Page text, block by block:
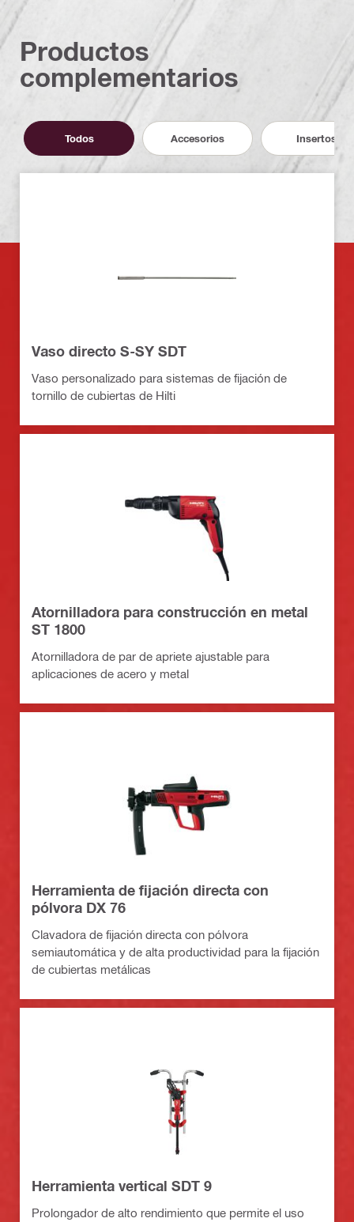
Productos
complementarios
Todos Accesorios Insertos
Vaso directo S-SY SDT
Vaso personalizado para sistemas de fijación de
tornillo de cubiertas de Hilti
Atornilladora para construcción en metal
ST 1800
Atornilladora de par de apriete ajustable para
aplicaciones de acero y metal
Herramienta de fijación directa con
pólvora DX 76
Clavadora de fijación directa con pólvora
semiautomática y de alta productividad para la fijación
de cubiertas metálicas
Herramienta vertical SDT 9
Prolongador de alto rendimiento que permite el uso